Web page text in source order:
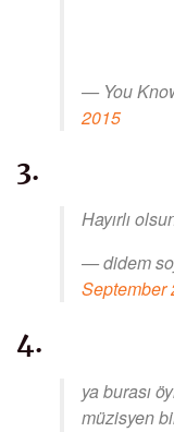
— You
2015
3.
Hayırlı
— didem
September
4.
ya burası
müzisyen